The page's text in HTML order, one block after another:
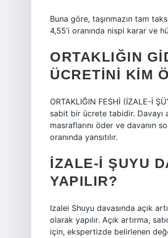
Buna göre, taşınmazın tam
4,55’i oranında nispi karar ve
ORTAKLIĞIN
ÜCRETINI KIM
ORTAKLIĞIN FESHİ (İZALE-İ
sabit bir ücrete tabidir. Davayı
masraflarını öder ve davanın
oranında yansıtılır.
İZALE-I ŞUYU
YAPILIR?
Izalei Shuyu davasında açık
olarak yapılır. Açık artırma,
için, ekspertizde belirlenen